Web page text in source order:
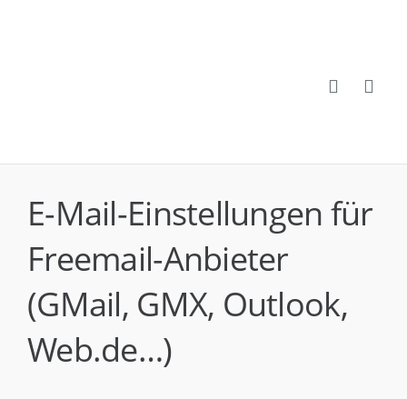
E-Mail-Einstellungen für
Freemail-Anbieter
(GMail, GMX, Outlook,
Web.de…)